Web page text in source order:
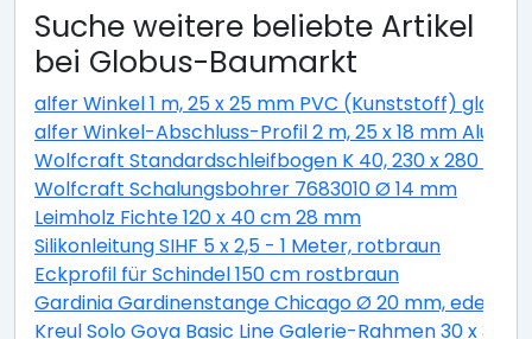
Suche weitere beliebte Artikel
bei Globus-Baumarkt
alfer Winkel 1 m, 25 x 25 mm PVC (Kunststoff) glatt
alfer Winkel-Abschluss-Profil 2 m, 25 x 18 mm
Wolfcraft Standardschleifbogen K 40, 230 x 280 cm
Wolfcraft Schalungsbohrer 7683010 Ø 14 mm
Leimholz Fichte 120 x 40 cm 28 mm
Silikonleitung SIHF 5 x 2,5 - 1 Meter, rotbraun
Eckprofil für Schindel 150 cm rostbraun
Gardinia Gardinenstange Chicago Ø 20 mm,
Kreul Solo Goya Basic Line Galerie-Rahmen 30 x 30